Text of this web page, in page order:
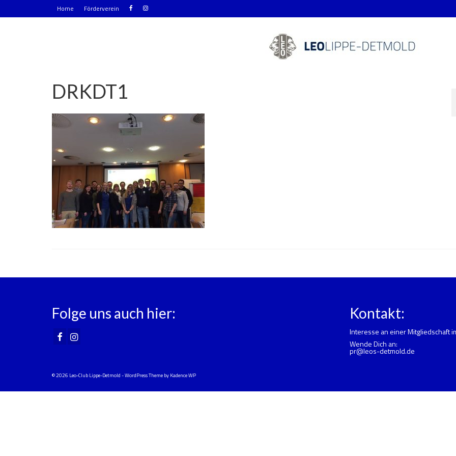
Home Förderverein
DRKDT1
Folge uns auch hier: Kontakt:
Interesse an einer Mitgliedschaft
Wende Dich an:
pr@leos-detmold.de
© 2026 Leo-Club Lippe-Detmold - WordPress Theme by Kadence WP